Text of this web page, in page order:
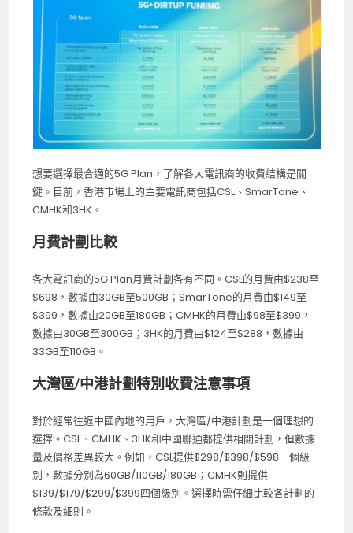
想要選擇最合適的5G Plan，了解各大電訊商的收費結構是關
鍵。目前，香港市場上的主要電訊商包括CSL、SmarTone、
CMHK和3HK。
月費計劃比較
各大電訊商的5G Plan月費計劃各有不同。CSL的月費由$238至
$698，數據由30GB至500GB；SmarTone的月費由$149至
$399，數據由20GB至180GB；CMHK的月費由$98至$399，
數據由30GB至300GB；3HK的月費由$124至$288，數據由
33GB至110GB。
大灣區/中港計劃特別收費注意事項
對於經常往返中國內地的用戶，大灣區/中港計劃是一個理想的
選擇。CSL、CMHK、3HK和中國聯通都提供相關計劃，但數據
量及價格差異較大。例如，CSL提供$298/$398/$598三個級
別，數據分別為60GB/110GB/180GB；CMHK則提供
$139/$179/$299/$399四個級別。選擇時需仔細比較各計劃的
條款及細則。